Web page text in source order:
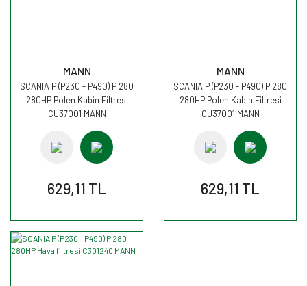
MANN
SCANIA P (P230 - P490) P 280
280HP Polen Kabin Filtresi
CU37001 MANN
629,11 TL
MANN
SCANIA P (P230 - P490) P 280
280HP Polen Kabin Filtresi
CU37001 MANN
629,11 TL